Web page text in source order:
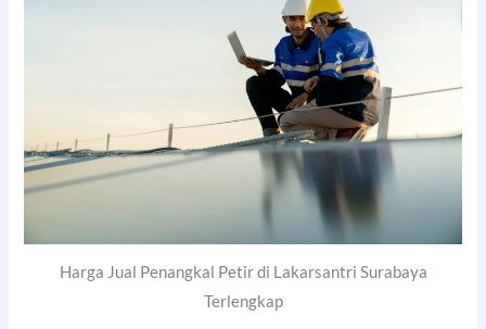
Harga Jual Penangkal Petir di Lakarsantri Surabaya
Terlengkap